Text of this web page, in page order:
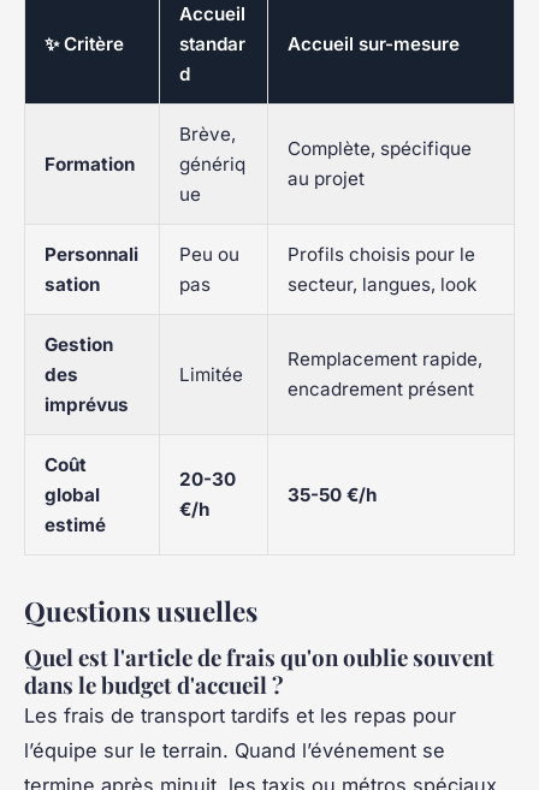
✨ Critère
Accueil
standar
d
Accueil sur-mesure
Formation
Brève,
génériq
ue
Complète, spécifique
au projet
Personnali
sation
Peu ou
pas
Profils choisis pour le
secteur, langues, look
Gestion
des
imprévus
Limitée
Remplacement rapide,
encadrement présent
Coût
global
estimé
20-30
€/h
35-50 €/h
Questions usuelles
Quel est l'article de frais qu'on oublie souvent
dans le budget d'accueil ?
Les frais de transport tardifs et les repas pour
l’équipe sur le terrain. Quand l’événement se
termine après minuit, les taxis ou métros spéciaux